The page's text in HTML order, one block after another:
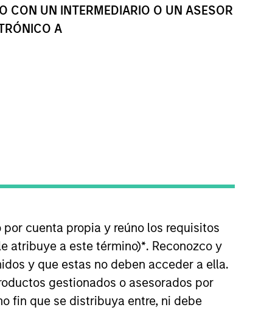
CON UN INTERMEDIARIO O UN ASESOR
A
cuenta propia y reúno los requisitos
atribuye a este término)*. Reconozco y
y que estas no deben acceder a ella.
gestionados o asesorados por
fin que se distribuya entre, ni debe
worked as a
Studies from Harvard
Committee since 2018.